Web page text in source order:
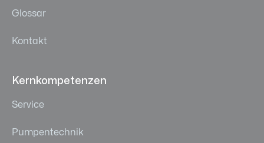
Glossar
Kontakt
Kernkompetenzen
Service
Pumpentechnik